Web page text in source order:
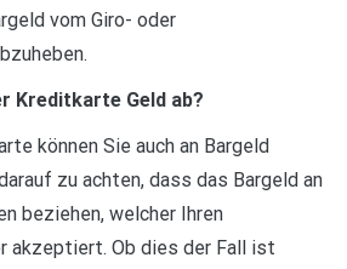
vom Giro- oder
Kreditkarte Geld ab?
können Sie auch an Bargeld
zu achten, dass das Bargeld an
beziehen, welcher Ihren
akzeptiert. Ob dies der Fall ist